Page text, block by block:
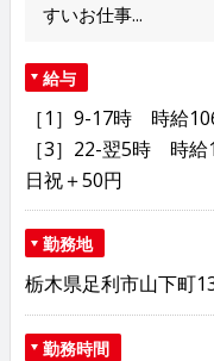
すいお仕事...
給与
［1］9-17時 時給
［3］22-翌5時 時
日祝＋50円
勤務地
栃木県足利市山下町
勤務時間